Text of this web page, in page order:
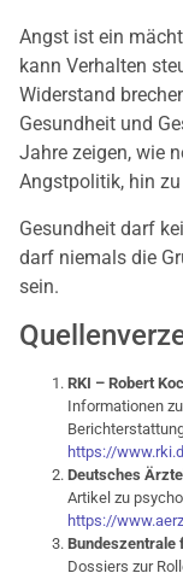
Angst ist ein
kann Verhalten
Widerstand
Gesundheit und
Jahre zeigen, wie
Angstpolitik, hin
Gesundheit darf
darf niemals die
sein.
RKI – Robert
Informationen
https://
Deutsches
Artikel zu
https://
Bundeszentrale
Dossiers zur